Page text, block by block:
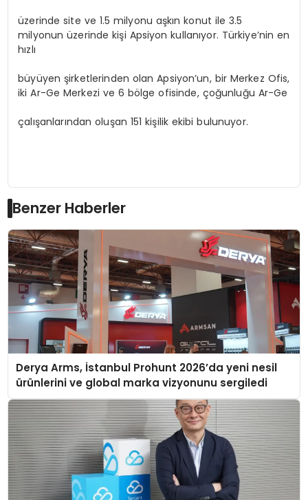
üzerinde site ve 1.5 milyonu aşkın konut ile 3.5
milyonun üzerinde kişi Apsiyon kullanıyor. Türkiye’nin en
hızlı
büyüyen şirketlerinden olan Apsiyon’un, bir Merkez Ofis,
iki Ar-Ge Merkezi ve 6 bölge ofisinde, çoğunluğu Ar-Ge
çalışanlarından oluşan 151 kişilik ekibi bulunuyor.
Benzer Haberler
Derya Arms, İstanbul Prohunt 2026’da yeni nesil
ürünlerini ve global marka vizyonunu sergiledi